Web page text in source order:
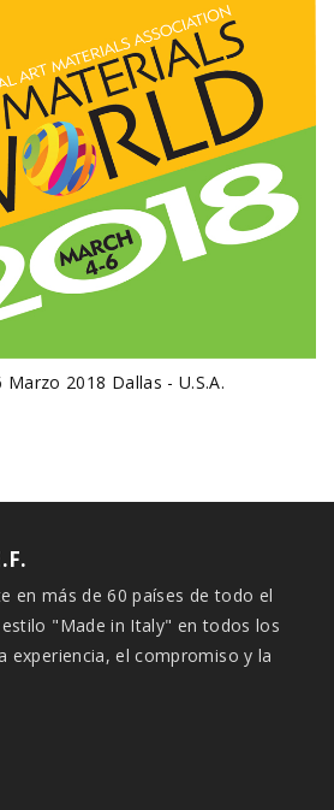
2018 Dallas - U.S.A.
en más de 60 países de todo el
"Made in Italy" en todos los
experiencia, el compromiso y la